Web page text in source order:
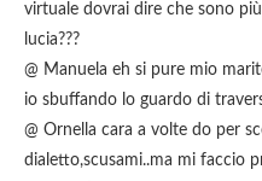
virtuale dovrai dire che sono
lucia???
@ Manuela eh si pure mio
io sbuffando lo guardo di
@ Ornella cara a volte do per
dialetto,scusami..ma mi faccio